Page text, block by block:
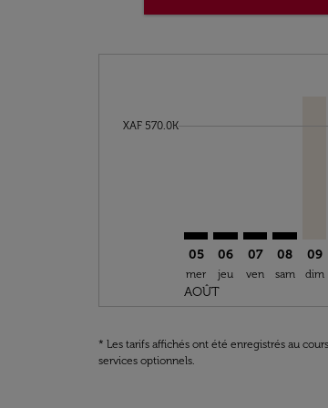
XAF 570.0Kcmp-daily-histogram-bars-
05
mer
AOÛT
06
jeu
07
ven
08
sam
09
dim
* Les tarifs affichés ont été enregistrés au
services optionnels.